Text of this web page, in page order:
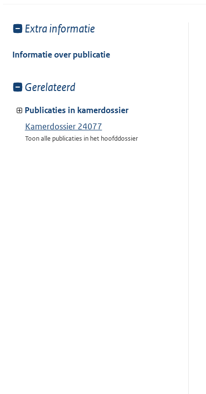
Toon
van:
Extra informatie
Informatie over publicatie
Toon
van:
Gerelateerd
Publicaties in kamerdossier
Kamerdossier 24077
Toon alle publicaties in het hoofddossier